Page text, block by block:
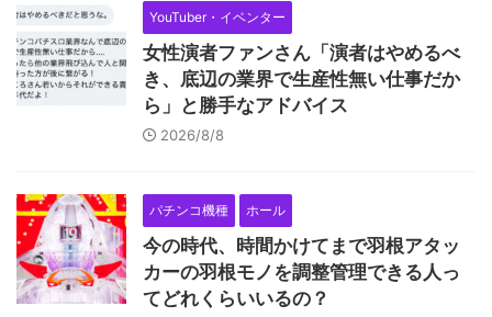
YouTuber・イベンター
女性演者ファンさん「演者はやめるべ
き、底辺の業界で生産性無い仕事だか
ら」と勝手なアドバイス
2026/8/8
パチンコ機種 ホール
今の時代、時間かけてまで羽根アタッ
カーの羽根モノを調整管理できる人っ
てどれくらいいるの？